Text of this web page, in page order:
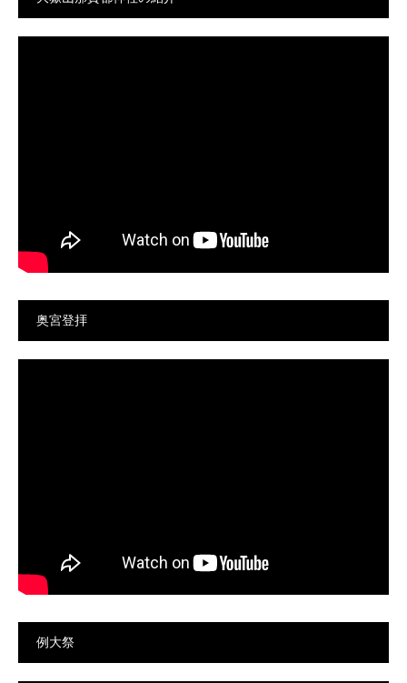
奥宮登拝
例大祭